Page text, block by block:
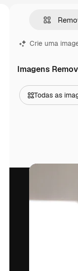
Crie uma
Imagens
Todas as
Vídeos
Ícones
A